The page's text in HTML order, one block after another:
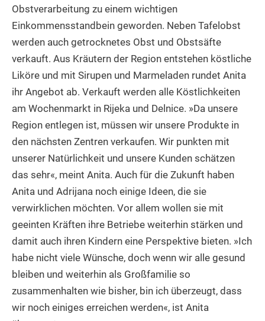
Obstverarbeitung zu einem wichtigen
Einkommensstandbein geworden. Neben Tafelobst
werden auch getrocknetes Obst und Obstsäfte
verkauft. Aus Kräutern der Region entstehen köstliche
Liköre und mit Sirupen und Marmeladen rundet Anita
ihr Angebot ab. Verkauft werden alle Köstlichkeiten
am Wochenmarkt in Rijeka und Delnice. »Da unsere
Region entlegen ist, müssen wir unsere Produkte in
den nächsten Zentren verkaufen. Wir punkten mit
unserer Natürlichkeit und unsere Kunden schätzen
das sehr«, meint Anita. Auch für die Zukunft haben
Anita und Adrijana noch einige Ideen, die sie
verwirklichen möchten. Vor allem wollen sie mit
geeinten Kräften ihre Betriebe weiterhin stärken und
damit auch ihren Kindern eine Perspektive bieten. »Ich
habe nicht viele Wünsche, doch wenn wir alle gesund
bleiben und weiterhin als Großfamilie so
zusammenhalten wie bisher, bin ich überzeugt, dass
wir noch einiges erreichen werden«, ist Anita